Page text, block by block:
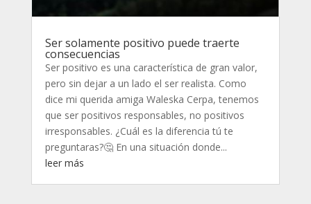
Ser solamente positivo puede traerte
consecuencias
Ser positivo es una característica de gran valor,
pero sin dejar a un lado el ser realista. Como
dice mi querida amiga Waleska Cerpa, tenemos
que ser positivos responsables, no positivos
irresponsables. ¿Cuál es la diferencia tú te
preguntaras?🤔 En una situación donde...
leer más